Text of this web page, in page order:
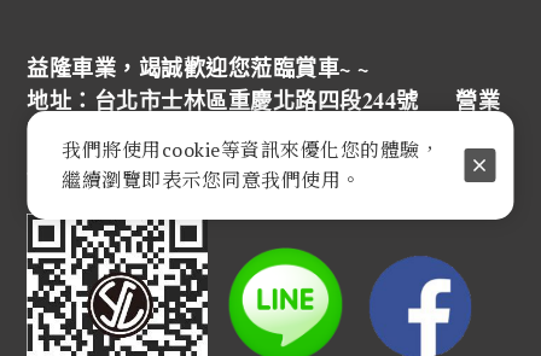
益隆車業，竭誠歡迎您蒞臨賞車~ ~
地址：台北市士林區重慶北路四段244號 營業
時間：
服務電話：(02) 2812 - 7500
我們將使用cookie等資訊來優化您的體驗，
繼續瀏覽即表示您同意我們使用。